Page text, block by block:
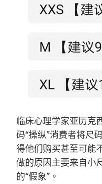
临床心理学家亚历克
码“操纵”消费者将尺
得他们购买甚至可能
做的原因主要来自小
的“假象”。